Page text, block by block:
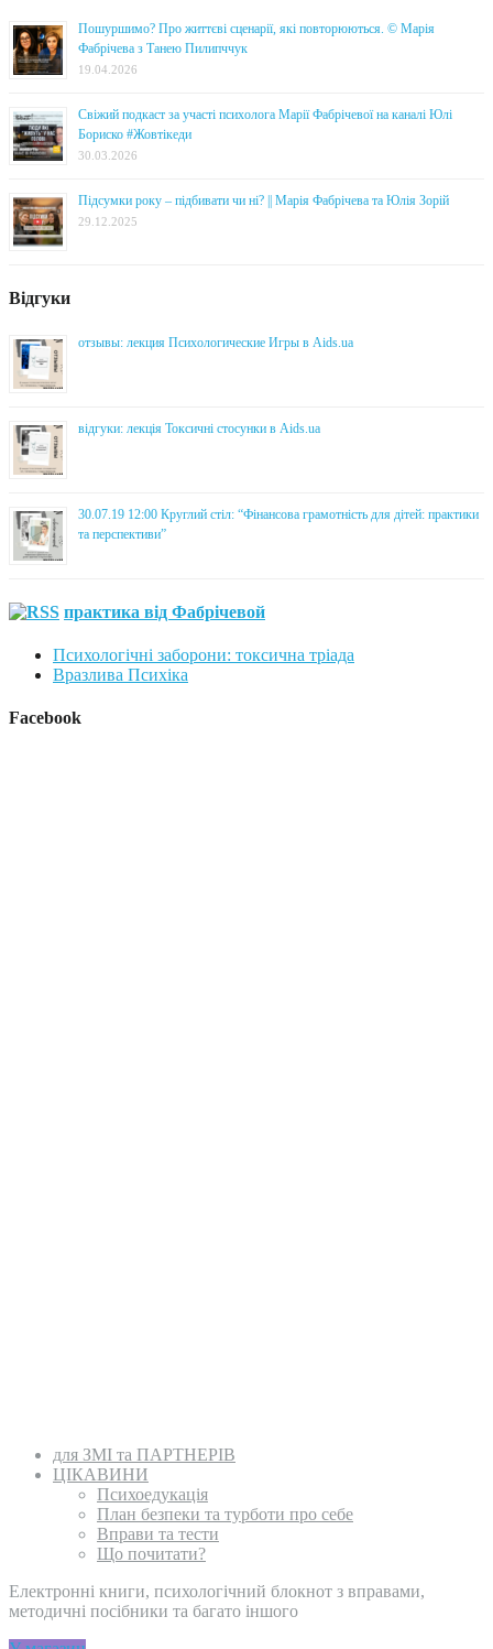
Пошуршимо? Про життєві сценарії, які повторюються. © Марія
Фабрічева з Танею Пилипччук
19.04.2026
Свіжий подкаст за участі психолога Марії Фабрічевої на каналі Юлі
Бориско #Жовтікеди
30.03.2026
Підсумки року – підбивати чи ні? || Марія Фабрічева та Юлія Зорій
29.12.2025
Відгуки
отзывы: лекция Психологические Игры в Aids.ua
відгуки: лекція Токсичні стосунки в Aids.ua
30.07.19 12:00 Круглий стіл: “Фінансова грамотність для дітей: практики
та перспективи”
практика від Фабрічевой
Психологічні заборони: токсична тріада
Вразлива Психіка
Facebook
для ЗМІ та ПАРТНЕРІВ
ЦІКАВИНИ
Психоедукація
План безпеки та турботи про себе
Вправи та тести
Що почитати?
Електронні книги, психологічний блокнот з вправами,
методичні посібники та багато іншого